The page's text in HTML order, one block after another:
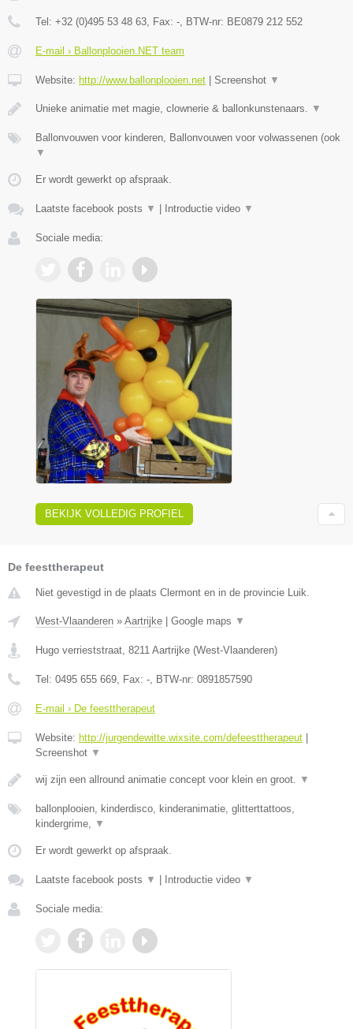
Tel: +32 (0)495 53 48 63, Fax: -, BTW-nr: BE0879 212 552
E-mail › Ballonplooien.NET team
Website: http://www.ballonplooien.net Screenshot ▼
Unieke animatie met magie, clownerie & ballonkunstenaars. ▼
Ballonvouwen voor kinderen, Ballonvouwen voor volwassenen (ook
▼
Er wordt gewerkt op afspraak.
Laatste facebook posts ▼ Introductie video ▼
Sociale media:
BEKIJK VOLLEDIG PROFIEL
De feesttherapeut
Niet gevestigd in de plaats Clermont en in de provincie Luik.
West-Vlaanderen » Aartrijke | Google maps ▼
Hugo verrieststraat 8211 Aartrijke (West-Vlaanderen)
Tel: 0495 655 669 , Fax: - , BTW-nr: 0891857590
E-mail › De feesttherapeut
Website: http://jurgendewitte.wixsite.com/defeesttherapeut |
Screenshot ▼
wij zijn een allround animatie concept voor klein en groot. ▼
ballonplooien, kinderdisco, kinderanimatie, glitterttattoos,
kindergrime,
▼
Er wordt gewerkt op afspraak.
Laatste facebook posts ▼ | Introductie video ▼
Sociale media: